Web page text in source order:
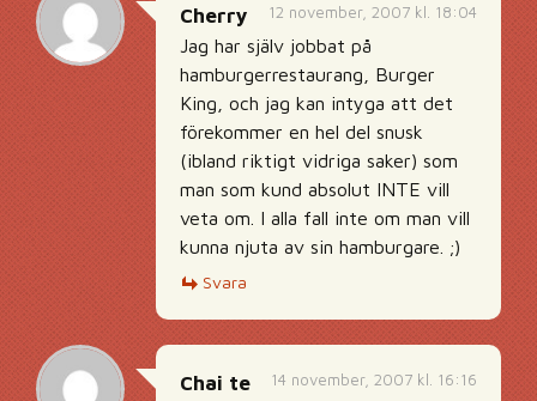
12 november, 2007 kl. 18:04
Cherry
Jag har själv jobbat på
hamburgerrestaurang, Burger
King, och jag kan intyga att det
förekommer en hel del snusk
(ibland riktigt vidriga saker) som
man som kund absolut INTE vill
veta om. I alla fall inte om man vill
kunna njuta av sin hamburgare. ;)
Svara
14 november, 2007 kl. 16:16
Chai te